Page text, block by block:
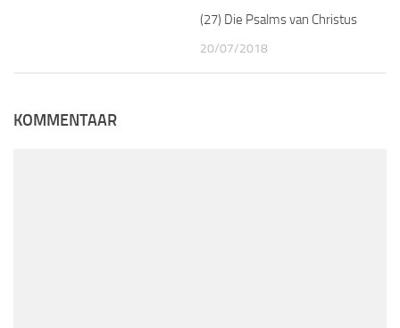
(27) Die Psalms van Christus
20/07/2018
KOMMENTAAR